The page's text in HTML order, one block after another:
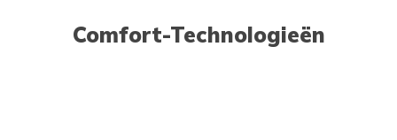
Comfort-Technologieën